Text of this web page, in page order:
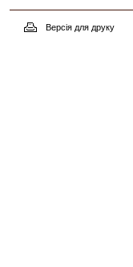
Версія для друку